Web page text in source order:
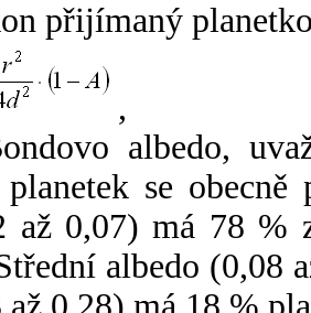
přijímaný
,
albedo,
se
až 0,07) má 78 %
albedo (0,08